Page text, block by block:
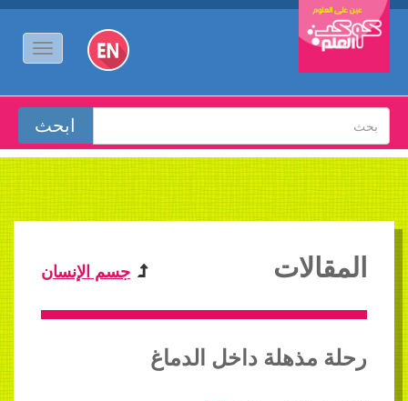
جسم الإنسان المقالات
رحلة مذهلة داخل الدماغ